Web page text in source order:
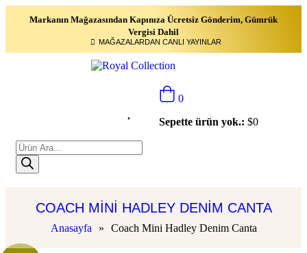
Markanın Mağazasından Kapınıza Ücretsiz Gönderim, Gümrük
Vergisi Dahil
MAĞAZALARDAN CANLI YAYINLAR
0
Sepette ürün yok.: $0
COACH MINI HADLEY DENIM CANTA
Anasayfa » Coach Mini Hadley Denim Canta